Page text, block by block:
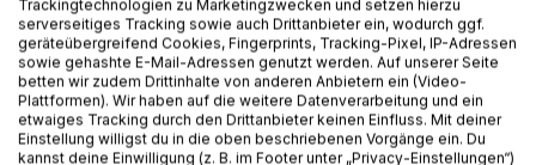
wieder zum eigenen Denken auf. Wer sich dem entzieht, in
seiner Wohlfühl-Zone bliebt, verpasst das Gefühl von
Inspiration und Aha-Effekt. Ihm bleibt aber auch einiges
erspart.
Wer möchte schon glauben, dass seine Vorfahren seit 40
Generationen mit Geschichten an der Nase herumgeführt
Trackingtechnologien zu Marketingzwecken und setzen hierzu
serverseitiges Tracking sowie auch Drittanbieter ein, wodurch ggf.
geräteübergreifend Cookies, Fingerprints, Tracking-Pixel, IP-Adressen
sowie gehashte E-Mail-Adressen genutzt werden. Auf unserer Seite
betten wir zudem Drittinhalte von anderen Anbietern ein (Video-
Plattformen). Wir haben auf die weitere Datenverarbeitung und ein
etwaiges Tracking durch den Drittanbieter keinen Einfluss. Mit deiner
Einstellung willigst du in die oben beschriebenen Vorgänge ein. Du
kannst deine Einwilligung (z. B. im Footer unter „Privacy-Einstellungen“)